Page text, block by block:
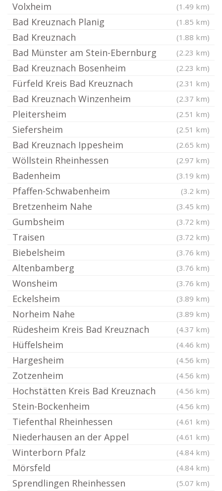
Volxheim (1.49 km)
Bad Kreuznach Planig (1.85 km)
Bad Kreuznach (1.88 km)
Bad Münster am Stein-Ebernburg (2.23 km)
Bad Kreuznach Bosenheim (2.23 km)
Fürfeld Kreis Bad Kreuznach (2.31 km)
Bad Kreuznach Winzenheim (2.37 km)
Pleitersheim (2.51 km)
Siefersheim (2.51 km)
Bad Kreuznach Ippesheim (2.65 km)
Wöllstein Rheinhessen (2.97 km)
Badenheim (3.19 km)
Pfaffen-Schwabenheim (3.2 km)
Bretzenheim Nahe (3.45 km)
Gumbsheim (3.72 km)
Traisen (3.72 km)
Biebelsheim (3.76 km)
Altenbamberg (3.76 km)
Wonsheim (3.76 km)
Eckelsheim (3.89 km)
Norheim Nahe (3.89 km)
Rüdesheim Kreis Bad Kreuznach (4.37 km)
Hüffelsheim (4.46 km)
Hargesheim (4.56 km)
Zotzenheim (4.56 km)
Hochstätten Kreis Bad Kreuznach (4.56 km)
Stein-Bockenheim (4.56 km)
Tiefenthal Rheinhessen (4.61 km)
Niederhausen an der Appel (4.61 km)
Winterborn Pfalz (4.84 km)
Mörsfeld (4.84 km)
Sprendlingen Rheinhessen (5.07 km)